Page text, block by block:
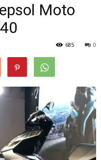
Moto
0
685